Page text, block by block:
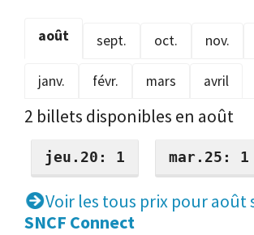
août sept. oct. nov.
janv. févr. mars avril
2 billets disponibles en août
jeu.20: 1 mar.25: 1
Voir les tous prix pour août
SNCF Connect